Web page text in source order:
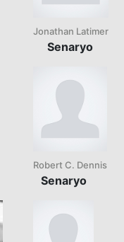
Jonathan Latimer
Senaryo
Robert C. Dennis
Senaryo